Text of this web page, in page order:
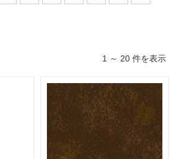
1 ～ 20 件を表示